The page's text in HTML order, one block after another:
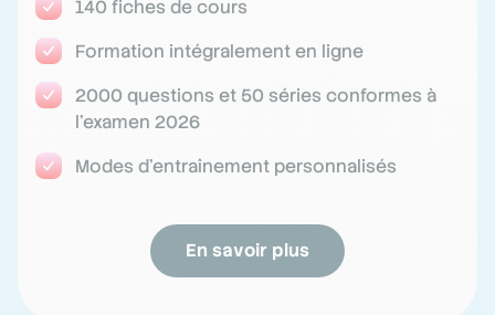
140 fiches de cours
Formation intégralement en ligne
2000 questions et 50 séries conformes à
l'examen 2026
Modes d'entraînement personnalisés
En savoir plus